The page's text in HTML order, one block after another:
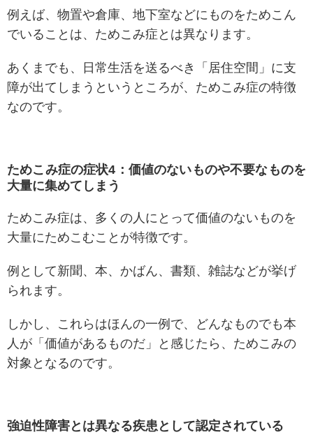
例えば、物置や倉庫、地下室などにものをためこん
でいることは、ためこみ症とは異なります。
あくまでも、日常生活を送るべき「居住空間」に支
障が出てしまうというところが、ためこみ症の特徴
なのです。
ためこみ症の症状4：価値のないものや不要なものを
大量に集めてしまう
ためこみ症は、多くの人にとって価値のないものを
大量にためこむことが特徴です。
例として新聞、本、かばん、書類、雑誌などが挙げ
られます。
しかし、これらはほんの一例で、どんなものでも本
人が「価値があるものだ」と感じたら、ためこみの
対象となるのです。
強迫性障害とは異なる疾患として認定されている